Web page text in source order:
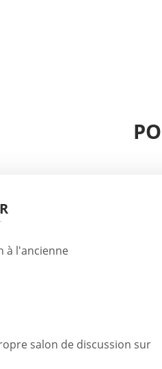
à l'ancienne
salon de discussion sur